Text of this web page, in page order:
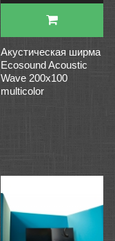
Акустическая ширма
Ecosound Acoustic
Wave 200х100
multicolor